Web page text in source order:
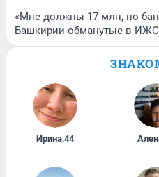
«Мне должны 17 млн, но
Башкирии обманутые в ИЖС
Ирина,44